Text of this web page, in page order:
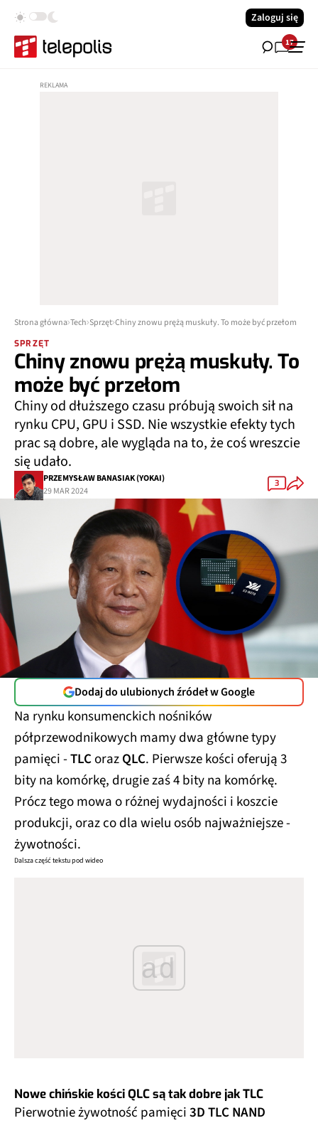
Zaloguj się
17
Strona główna Tech Sprzęt Chiny znowu prężą muskuły. To może być przełom
SPRZĘT
Chiny znowu prężą muskuły. To
może być przełom
Chiny od dłuższego czasu próbują swoich sił na
rynku CPU, GPU i SSD. Nie wszystkie efekty tych
prac są dobre, ale wygląda na to, że coś wreszcie
się udało.
PRZEMYSŁAW BANASIAK (YOKAI)
29 MAR 2024
3
Dodaj do ulubionych źródeł w Google
Na rynku konsumenckich nośników
półprzewodnikowych mamy dwa główne typy
pamięci -TLCorazQLC. Pierwsze kości oferują 3
bity na komórkę, drugie zaś 4 bity na komórkę.
Prócz tego mowa o różnej wydajności i koszcie
produkcji, oraz co dla wielu osób najważniejsze -
żywotności.
Dalsza część tekstu pod wideo
ad
Nowe chińskie kości QLC są tak dobre jak TLC
Pierwotnie żywotność pamięci3D TLC NAND